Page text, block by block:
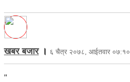
खबर बजार। ६ चैत्र २०७८, आईतवार ०७:१०
"